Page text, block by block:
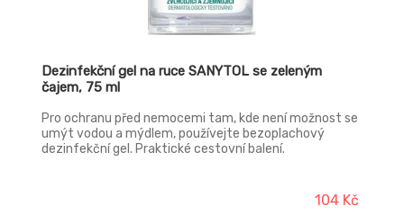
Dezinfekční gel na ruce SANYTOL se zeleným
čajem, 75 ml
Pro ochranu před nemocemi tam, kde není možnost se
umýt vodou a mýdlem, používejte bezoplachový
dezinfekční gel. Praktické cestovní balení.
104 Kč